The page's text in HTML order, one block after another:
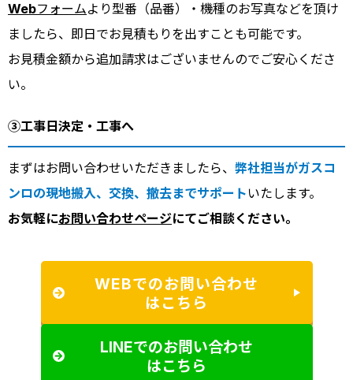
Webフォームより型番（品番）・機種のお写真などを頂け
ましたら、即日でお見積もりを出すことも可能です。
お見積金額から追加請求はございませんのでご安心くださ
い。
③工事日決定・工事へ
まずはお問い合わせいただきましたら、 弊社担当がガスコ
ンロの現地搬入、交換、撤去までサポート いたします。
お気軽にお問い合わせページにてご相談ください。
WEBでのお問い合わせ
はこちら
LINEでのお問い合わせ
はこちら